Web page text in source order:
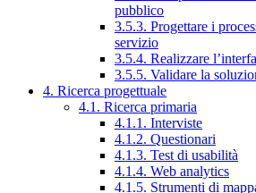
pubblico
3.5.3. Progettare i
servizio
3.5.4. Realizzare
3.5.5. Validare la
4. Ricerca progettuale
4.1. Ricerca primaria
4.1.1. Interviste
4.1.2. Questionari
4.1.3. Test di usabilità
4.1.4. Web analytics
4.1.5. Strumenti di